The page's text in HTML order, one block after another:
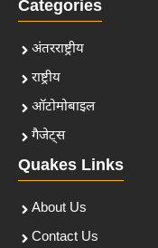
Categories
अंतरराष्ट्रीय
राष्ट्रीय
ऑटोमोबाइल
गैजेट्स
Quakes Links
About Us
Contact Us